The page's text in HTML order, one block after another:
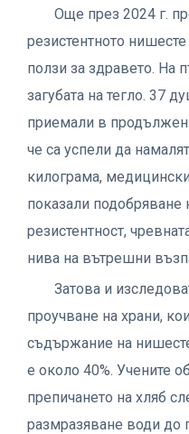
Още през 2024 г.
резистентното
ползи за здравето. На
загубата на тегло. 37
приемали в
че са успели да
килограма,
показали подобряване
резистентност,
нива на вътрешни
Затова и
проучване на храни,
съдържание на
е около 40%. Учените
препичането на хляб
размразяване води до